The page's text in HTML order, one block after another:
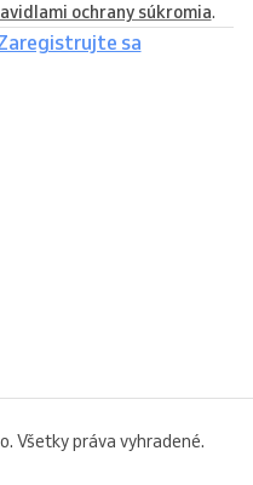
ochrany súkromia.
sa
Všetky práva vyhradené.